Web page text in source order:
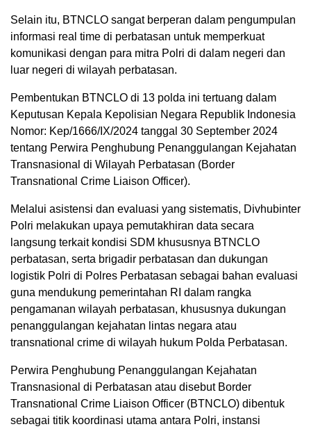
Selain itu, BTNCLO sangat berperan dalam pengumpulan
informasi real time di perbatasan untuk memperkuat
komunikasi dengan para mitra Polri di dalam negeri dan
luar negeri di wilayah perbatasan.
Pembentukan BTNCLO di 13 polda ini tertuang dalam
Keputusan Kepala Kepolisian Negara Republik Indonesia
Nomor: Kep/1666/IX/2024 tanggal 30 September 2024
tentang Perwira Penghubung Penanggulangan Kejahatan
Transnasional di Wilayah Perbatasan (Border
Transnational Crime Liaison Officer).
Melalui asistensi dan evaluasi yang sistematis, Divhubinter
Polri melakukan upaya pemutakhiran data secara
langsung terkait kondisi SDM khususnya BTNCLO
perbatasan, serta brigadir perbatasan dan dukungan
logistik Polri di Polres Perbatasan sebagai bahan evaluasi
guna mendukung pemerintahan RI dalam rangka
pengamanan wilayah perbatasan, khususnya dukungan
penanggulangan kejahatan lintas negara atau
transnational crime di wilayah hukum Polda Perbatasan.
Perwira Penghubung Penanggulangan Kejahatan
Transnasional di Perbatasan atau disebut Border
Transnational Crime Liaison Officer (BTNCLO) dibentuk
sebagai titik koordinasi utama antara Polri, instansi